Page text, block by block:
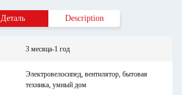
Деталь Description
3 месяца-1 год
Электровелосипед, вентилятор, бытовая
техника, умный дом